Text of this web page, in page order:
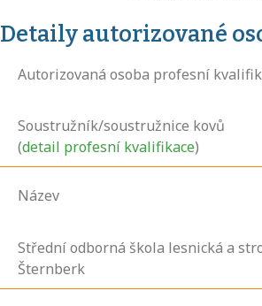
Detaily autorizované
Autorizovaná osoba profesní
Soustružník/soustružnice kovů
(detail profesní kvalifikace)
Název
Střední odborná škola lesnická a
Šternberk